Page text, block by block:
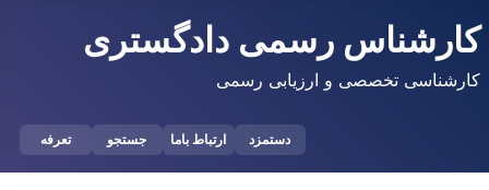
کارشناس رسمی دادگستری
کارشناسی تخصصی و ارزیابی رسمی
دستمزد ارتباط باما جستجو تعرفه